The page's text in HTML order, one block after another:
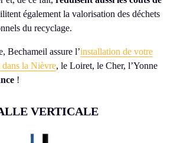
également la valorisation des déchets
du recyclage.
Bechameil assure l’installation de votre
la Nièvre, le Loiret, le Cher, l’Yonne
!
VERTICALE